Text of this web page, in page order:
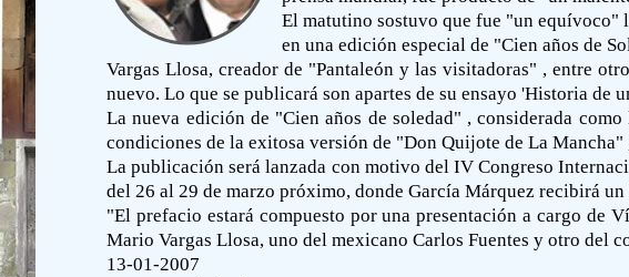
El matutino sostuvo que fue "un equívoco"
en una edición especial de "Cien años de
Vargas Llosa, creador de "Pantaleón y las visitadoras" , entre
nuevo. Lo que se publicará son apartes de su ensayo 'Historia de
La nueva edición de "Cien años de soledad" , considerada
condiciones de la exitosa versión de "Don Quijote de La Mancha"
La publicación será lanzada con motivo del IV Congreso
del 26 al 29 de marzo próximo, donde García Márquez recibirá un
"El prefacio estará compuesto por una presentación a cargo de
Mario Vargas Llosa, uno del mexicano Carlos Fuentes y otro del
13-01-2007